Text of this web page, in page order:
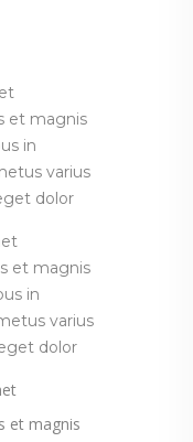
et magnis
in
varius
dolor
et magnis
in
varius
dolor
et magnis